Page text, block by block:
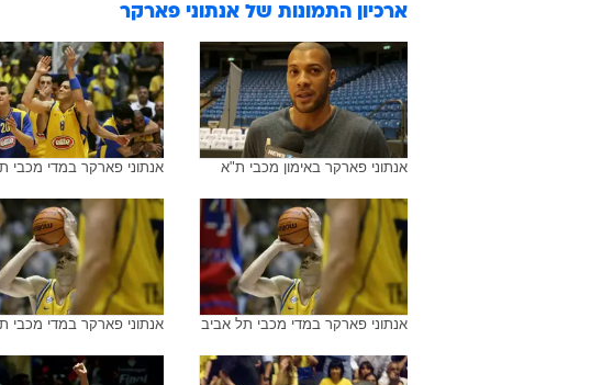
ארכיון התמונות של אנתוני פארקר
אנתוני פארקר באימון מכבי ת"א אנתוני פארקר במדי מכבי
אנתוני פארקר במדי מכבי תל אביב אנתוני פארקר במדי מכבי